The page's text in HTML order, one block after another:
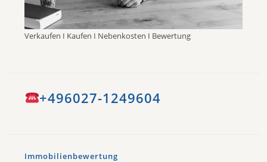
Verkaufen I Kaufen I Nebenkosten I Bewertung
+496027-1249604
Immobilienbewertung